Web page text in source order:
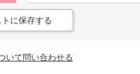
に保存する
いて問い合わせる